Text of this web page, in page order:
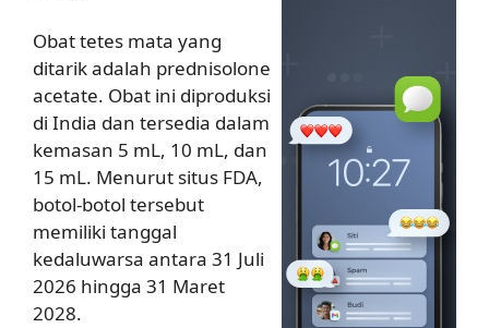
Obat tetes mata yang
ditarik adalah prednisolone
acetate. Obat ini diproduksi
di India dan tersedia dalam
kemasan 5 mL, 10 mL, dan
15 mL. Menurut situs FDA,
botol-botol tersebut
memiliki tanggal
kedaluwarsa antara 31 Juli
2026 hingga 31 Maret
2028.